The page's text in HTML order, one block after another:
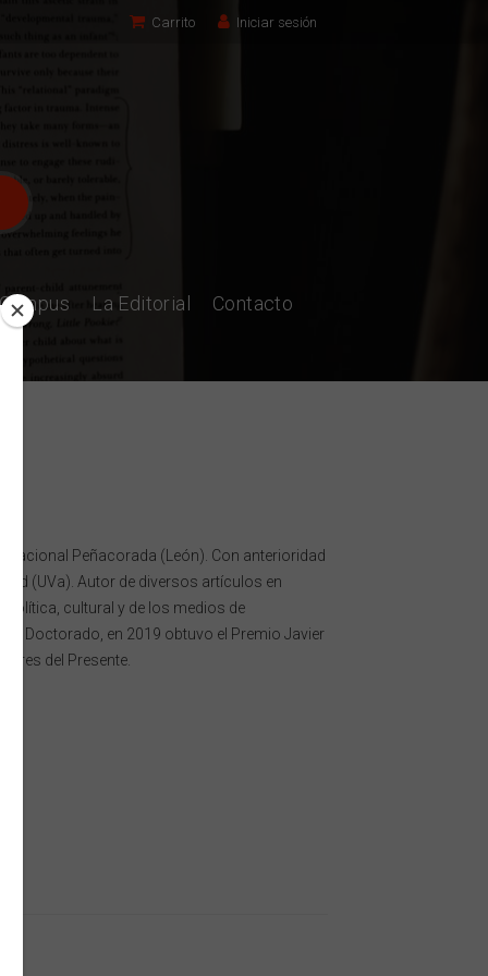
Carrito Iniciar sesión
La Editorial Contacto
Peñacorada (León). Con anterioridad
(UVa). Autor de diversos artículos en
cultural y de los medios de
Doctorado, en 2019 obtuvo el Premio Javier
del Presente.